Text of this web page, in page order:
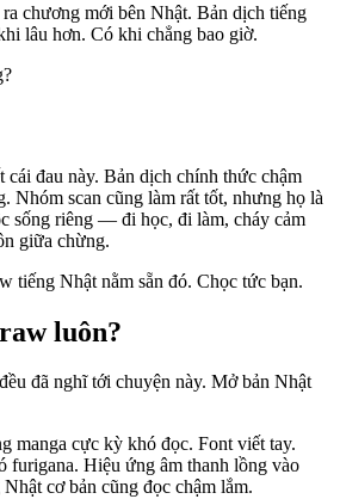
lâu hơn. Có khi chẳng bao giờ.
cái đau này. Bản dịch chính thức chậm
Nhóm scan cũng làm rất tốt, nhưng họ là
sống riêng — đi học, đi làm, cháy cảm
giữa chừng.
tiếng Nhật nằm sẵn đó. Chọc tức bạn.
luôn?
đã nghĩ tới chuyện này. Mở bản Nhật
manga cực kỳ khó đọc. Font viết tay.
furigana. Hiệu ứng âm thanh lồng vào
cơ bản cũng đọc chậm lắm.